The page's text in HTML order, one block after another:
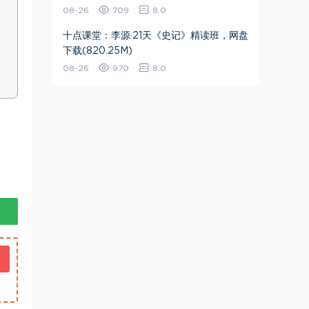
08-26 709 8.0
十点课堂：李源·21天《史记》精读班，网盘
下载(820.25M)
08-26 970 8.0